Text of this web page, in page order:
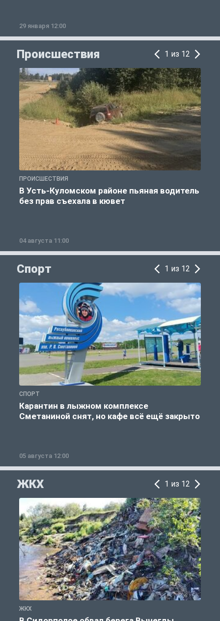
29 января 12:00
Происшествия 1 из 12
ПРОИСШЕСТВИЯ
В Усть-Куломском районе пьяная водитель
без прав съехала в кювет
04 августа 11:00
Спорт 1 из 12
СПОРТ
Карантин в лыжном комплексе
Сметаниной снят, но кафе всё ещё закрыто
05 августа 12:00
ЖКХ 1 из 12
ЖКХ